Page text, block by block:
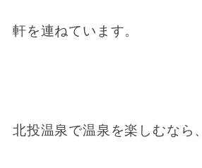
軒を連ねています。
北投温泉で温泉を楽しむなら、